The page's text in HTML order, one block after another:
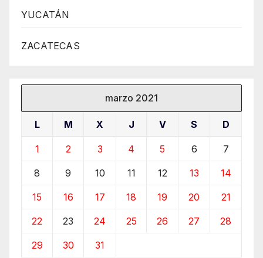
YUCATÁN
ZACATECAS
marzo 2021
L M X J V S D
1 2 3 4 5 6 7
8 9 10 11 12 13 14
15 16 17 18 19 20 21
22 23 24 25 26 27 28
29 30 31